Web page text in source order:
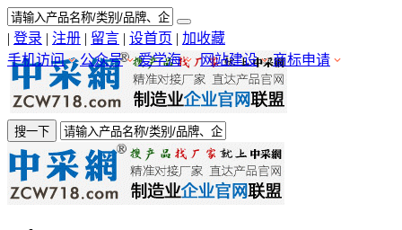
| 登录 | 注册 | 留言 | 设首页 | 加收藏
手机访问
公众号 爱学海 网站建设 商标申请
搜一下